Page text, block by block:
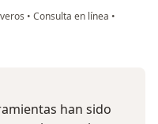
• Consulta en línea •
han sido